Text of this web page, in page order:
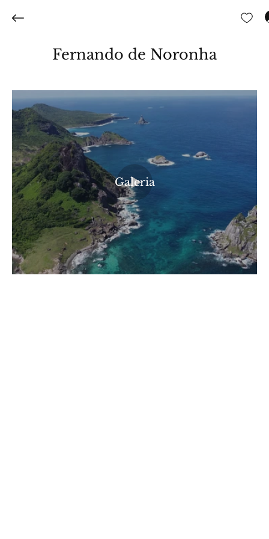
Galeria
Fernando de Noronha